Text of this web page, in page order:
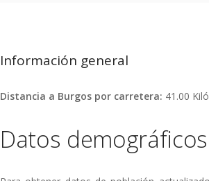
Información general
Distancia a Burgos por carretera: 41.00
Datos demográficos